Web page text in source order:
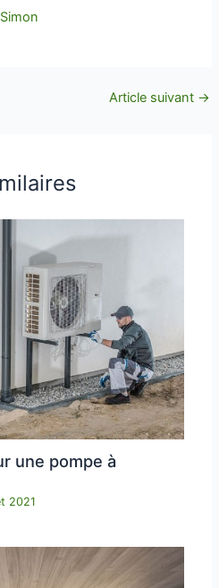
Simon
Article suivant →
une pompe à
2021